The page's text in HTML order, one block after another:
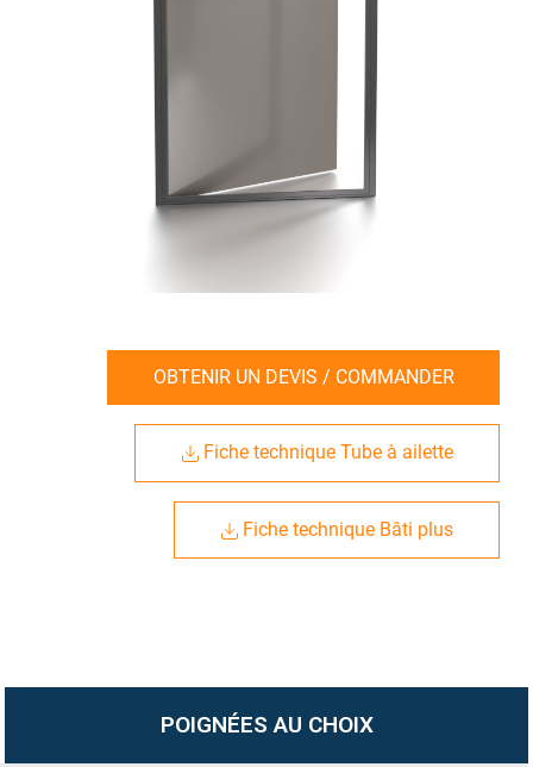
OBTENIR UN DEVIS / COMMANDER
Fiche technique Tube à ailette
Fiche technique Bâti plus
POIGNÉES AU CHOIX